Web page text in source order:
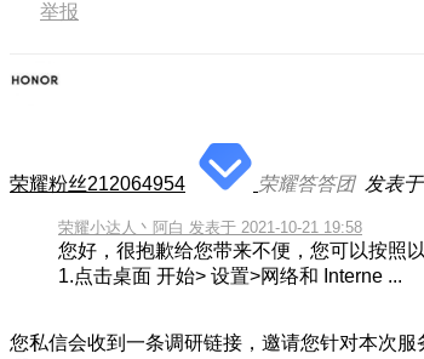
举报
荣耀粉丝212064954 荣耀答答团 发表
荣耀小达人丶阿白 发表于 2021-10-21 19:58
您好，很抱歉给您带来不便，您可以按照
1.点击桌面 开始> 设置>网络和 Interne ...
您私信会收到一条调研链接，邀请您针对本次服